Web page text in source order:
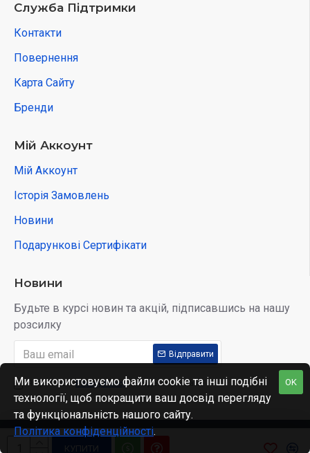
КУПИТИ
Служба Підтримки
Контакти
Повернення
Карта Сайту
Бренди
Мій Аккоунт
Мій Аккоунт
Історія Замовлень
Новини
Подарункові Сертифікати
Новини
Будьте в курсі новин та акцій, підписавшись на нашу
розсилку
Відправити
Я прочитав Privacy Policy і згоден з умовами
Copyright © 2022, Kidobo, All Rights Reserved
OK
Ми використовуємо файли cookie та інші подібні
технології, щоб покращити ваш досвід перегляду
та функціональність нашого сайту.
Політика конфіденційності.